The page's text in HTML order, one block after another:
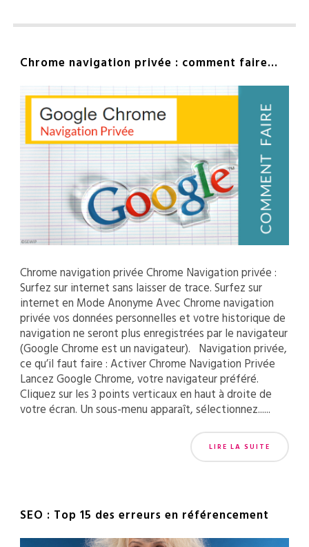
Chrome navigation privée : comment faire…
Chrome navigation privée Chrome Navigation privée :
Surfez sur internet sans laisser de trace. Surfez sur
internet en Mode Anonyme Avec Chrome navigation
privée vos données personnelles et votre historique de
navigation ne seront plus enregistrées par le navigateur
(Google Chrome est un navigateur). Navigation privée,
ce qu’il faut faire : Activer Chrome Navigation Privée
Lancez Google Chrome, votre navigateur préféré.
Cliquez sur les 3 points verticaux en haut à droite de
votre écran. Un sous-menu apparaît, sélectionnez......
LIRE LA SUITE
SEO : Top 15 des erreurs en référencement